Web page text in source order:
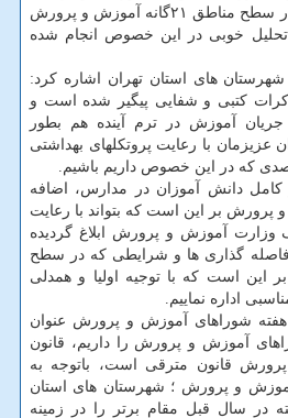
پیش از برگزاری آزمون ها در سطح مناطق ۲۱گانه آموزش و پرورش
تحلیل خوبی در این خصوص انجام شده
های استان تهران اشاره کرد:
کتبی و شفایی پیگیر شده است و
جریان آموزش در ترم آینده هم بطور
با رعایت پروتکلهای بهداشتی
که در این خصوص داریم باشیم.
دانش آموزان در مدارس، اضافه
بر این است که بتواند با رعایت
وزارت آموزش و پرورش ابلاغ گردیده
فاصله گذاری ها و شرایطی که در سطح
این است که با توجیه اولیا و همدلی
اداره نماییم.
هفته شوراهای آموزش و پرورش عنوان
شوراهای آموزش و پرورش را داریم، قانون
قانون مترقی است، باتوجه به
و پرورش ؛ شهرستان های استان
در سال قبل مقام برتر را در زمینه